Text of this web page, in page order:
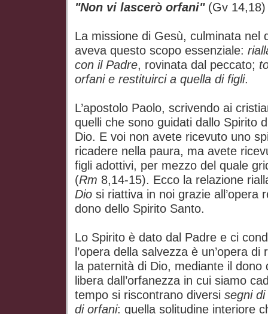
"Non vi lascerò orfani"(Gv 14,18)
La missione di Gesù, culminata nel
aveva questo scopo essenziale:
con il Padre, rovinata dal peccato;
orfani e restituirci a quella di figli.
L’apostolo Paolo, scrivendo ai
quelli che sono guidati dallo Spirito
Dio. E voi non avete ricevuto uno
ricadere nella paura, ma avete
figli adottivi, per mezzo del quale
(Rm 8,14-15). Ecco la relazione
Dio si riattiva in noi grazie all’opera
dono dello Spirito Santo.
Lo Spirito è dato dal Padre e ci
l’opera della salvezza è un’opera
la paternità di Dio, mediante il
libera dall’orfanezza in cui siamo
tempo si riscontrano diversi segni
di orfani: quella solitudine interiore